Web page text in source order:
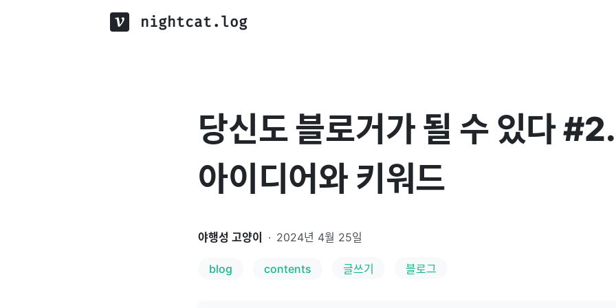
nightcat.log
당신도 블로거가 될 수 있다 #2.
아이디어와 키워드
야행성 고양이 · 2024년 4월 25일
blog contents 글쓰기 블로그